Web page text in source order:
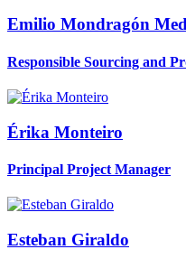
Emilio Mondragón
Responsible Sourcing and
Érika Monteiro
Principal Project Manager
Esteban Giraldo